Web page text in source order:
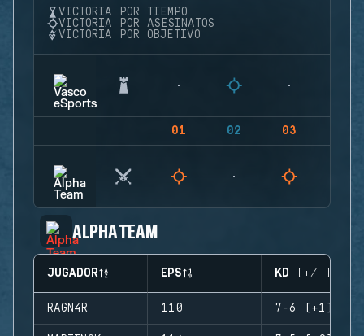
VICTORIA POR TIEMPO
VICTORIA POR ASESINATOS
VICTORIA POR OBJETIVO
01 02 03
ALPHA TEAM
JUGADOR EPS KD (+/-)
RAGN4R 110 7-6 (+1)